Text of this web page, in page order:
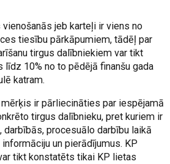
jeb karteļi ir viens no
tiesību pārkāpumiem, tādēļ par
tirgus dalībniekiem var tikt
10% no to pēdējā finanšu gada
katram.
ir pārliecināties par iespējamā
tirgus dalībnieku, pret kuriem ir
procesuālo darbību laikā
un pierādījumus. KP
tikt konstatēts tikai KP lietas